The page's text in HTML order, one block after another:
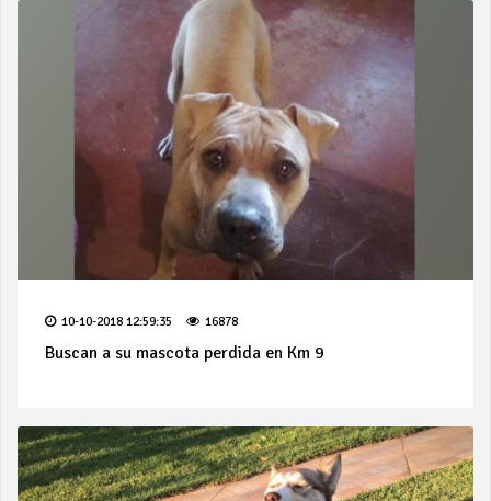
10-10-2018 12:59:35 16878
Buscan a su mascota perdida en Km 9